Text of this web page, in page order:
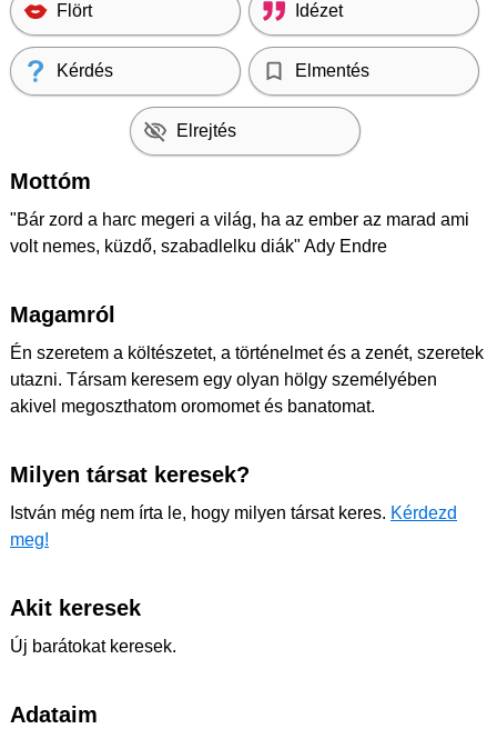
Flört Idézet
Kérdés Elmentés
Elrejtés
Mottóm
"Bár zord a harc megeri a világ, ha az ember az marad ami
volt nemes, küzdő, szabadlelku diák" Ady Endre
Magamról
Én szeretem a költészetet, a történelmet és a zenét, szeretek
utazni. Társam keresem egy olyan hölgy személyében
akivel megoszthatom oromomet és banatomat.
Milyen társat keresek?
István még nem írta le, hogy milyen társat keres. Kérdezd
meg!
Akit keresek
Új barátokat keresek.
Adataim